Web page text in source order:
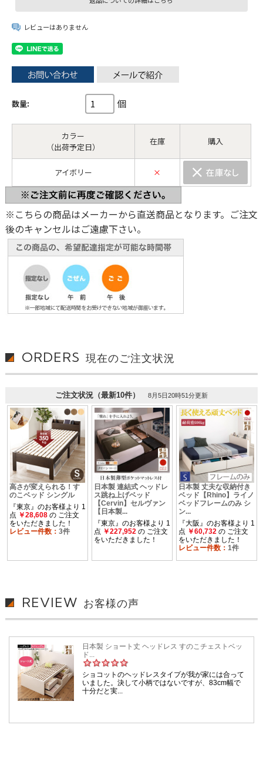
レビューはありません
数量: 個
カラー
（出荷予定日）
在庫 購入
アイボリー ×
※こちらの商品はメーカーから直送商品となります。ご注文
後のキャンセルはご遠慮下さい。
ORDERS 現在のご注文状況
REVIEW お客様の声